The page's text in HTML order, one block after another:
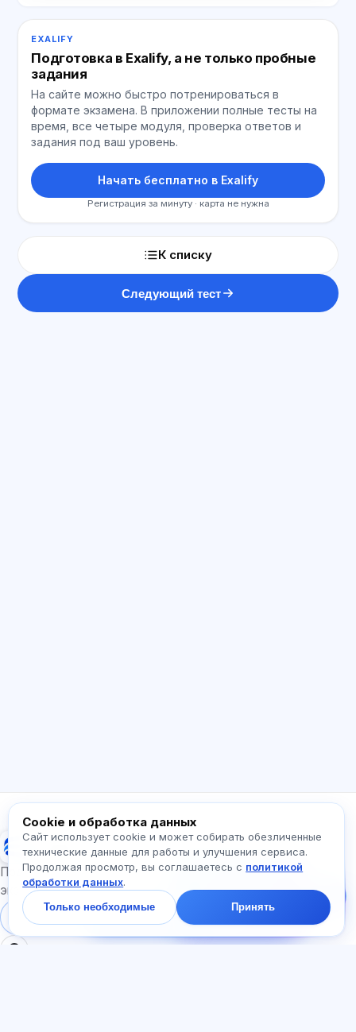
EXALIFY
Подготовка в Exalify, а не только пробные
задания
На сайте можно быстро потренироваться в
формате экзамена. В приложении полные тесты на
время, все четыре модуля, проверка ответов и
задания под ваш уровень.
Начать бесплатно в Exalify
Регистрация за минуту · карта не нужна
К списку
Следующий тест
Exalify
Подготовка к международным языковым
экзаменам
Войти
Регистрация
Напишите нам!
экзамены и с чего
начать — ответим в
чате за минуту.
Cookie и обработка данных
Сайт использует cookie и может собирать обезличенные
технические данные для работы и улучшения сервиса.
Продолжая просмотр, вы соглашаетесь с политикой
обработки данных.
Только необходимые Принять